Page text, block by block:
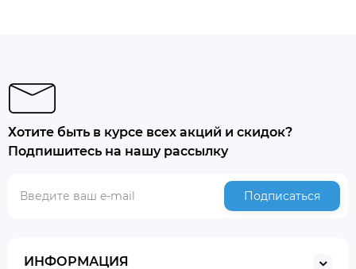
Хотите быть в курсе всех акций и скидок?
Подпишитесь на нашу рассылку
Подписаться
ИНФОРМАЦИЯ